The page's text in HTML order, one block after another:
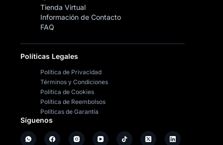
Tienda Virtual
Información de Contacto
FAQ
Políticas Legales
Política de Privacidad
Términos y Condiciones
Política de Cookies
Política de Reembolsos
Políticas de Garantía
Síguenos